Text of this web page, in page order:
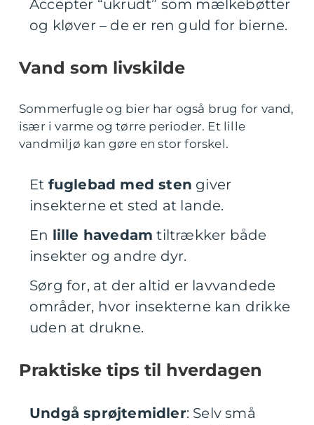
Accepter “ukrudt” som mælkebøtter
og kløver – de er ren guld for bierne.
Vand som livskilde
Sommerfugle og bier har også brug for vand,
især i varme og tørre perioder. Et lille
vandmiljø kan gøre en stor forskel.
Et fuglebad med sten giver
insekterne et sted at lande.
En lille havedam tiltrækker både
insekter og andre dyr.
Sørg for, at der altid er lavvandede
områder, hvor insekterne kan drikke
uden at drukne.
Praktiske tips til hverdagen
Undgå sprøjtemidler: Selv små